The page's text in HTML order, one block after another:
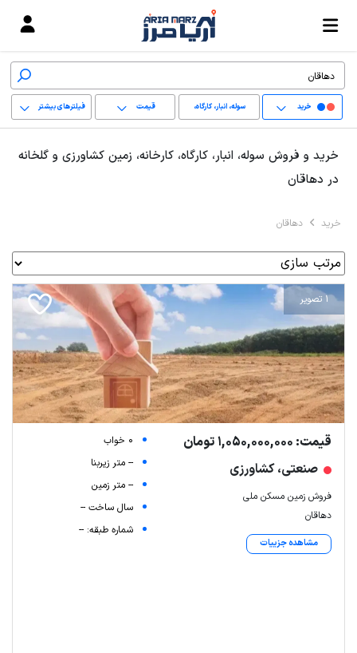
خرید سوله، انبار، کارگاه،
کارخانه، زمین کشاورزی
و گلخانه
قیمت فیلترهای بیشتر
+
خرید و فروش سوله، انبار، کارگاه، کارخانه، زمین کشاورزی و گلخانه
در دهاقان
خرید دهاقان
1 تصویر
قیمت: 1,050,000,000 تومان
صنعتی، کشاورزی
فروش زمین مسکن ملی
دهاقان
مشاهده جزییات
0 خواب
-- متر زیربنا
-- متر زمین
سال ساخت --
شماره طبقه: --